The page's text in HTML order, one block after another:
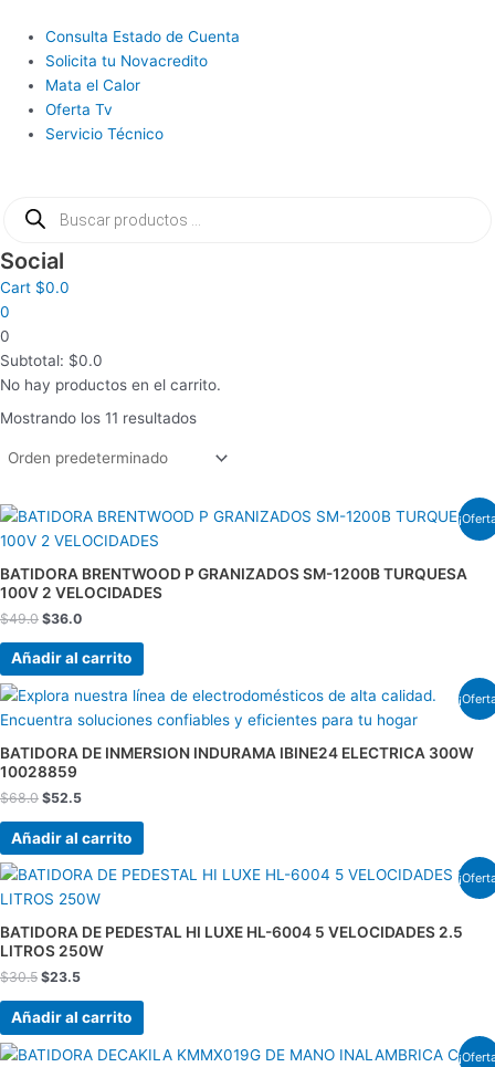
contenido
Main
Menu
Consulta Estado de Cuenta
Solicita tu Novacredito
Mata el Calor
Oferta Tv
Servicio Técnico
productos
Social
Cart $0.0
0
0
Subtotal: $0.0
No hay productos en el carrito.
Mostrando los 11 resultados
BATIDORA BRENTWOOD P GRANIZADOS SM-1200B TURQUESA
100V 2 VELOCIDADES
$49.0
El
original
$49.0.
$36.0
El
actual
$36.0.
Añadir al carrito
BATIDORA DE INMERSION INDURAMA IBINE24 ELECTRICA 300W
10028859
$68.0
El
original
era:
$68.0.
$52.5
El
actual
es:
$52.5.
Añadir al carrito
BATIDORA DE PEDESTAL HI LUXE HL-6004 5 VELOCIDADES 2.5
LITROS 250W
$30.5
El
original
era:
$30.5.
$23.5
El
actual
es:
$23.5.
Añadir al carrito
El
El